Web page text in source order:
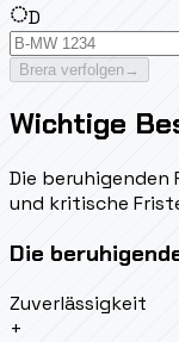
D
Brera verfolgen →
Wichtige
Die
und kritische
Die
Zuverlässigkeit
+